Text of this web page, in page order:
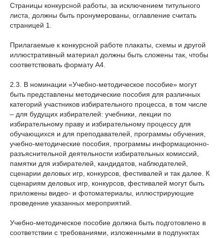
Страницы конкурсной работы, за исключением титульного
листа, должны быть пронумерованы, оглавление считать
страницей 1.
Прилагаемые к конкурсной работе плакаты, схемы и другой
иллюстративный материал должны быть сложены так, чтобы
соответствовать формату А4.
2.3. В номинации «Учебно-методическое пособие» могут
быть представлены методические пособия для различных
категорий участников избирательного процесса, в том числе
– для будущих избирателей: учебники, лекции по
избирательному праву и избирательному процессу для
обучающихся и для преподавателей, программы обучения,
учебно-методические пособия, программы информационно-
разъяснительной деятельности избирательных комиссий,
памятки для избирателей, кандидатов, наблюдателей,
сценарии деловых игр, конкурсов, фестивалей и так далее. К
сценариям деловых игр, конкурсов, фестивалей могут быть
приложены видео- и фотоматериалы, иллюстрирующие
проведение указанных мероприятий.
Учебно-методическое пособие должна быть подготовлено в
соответствии с требованиями, изложенными в подпунктах